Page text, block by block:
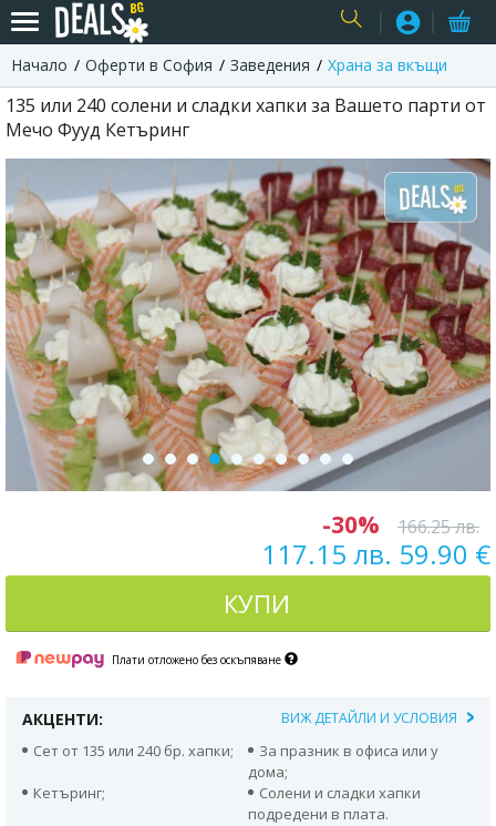
USER
Начало Оферти в София Заведения Храна за вкъщи
135 или 240 солени и сладки хапки за Вашето парти от
Мечо Фууд Кетъринг
-30% 166.25 лв.
117.15 лв. 59.90 €
КУПИ
Плати отложено без оскъпяване
АКЦЕНТИ: ВИЖ ДЕТАЙЛИ И УСЛОВИЯ
Сет от 135 или 240 бр. хапки;
За празник в офиса или у
дома;
Кетъринг;
Солени и сладки хапки
подредени в плата.